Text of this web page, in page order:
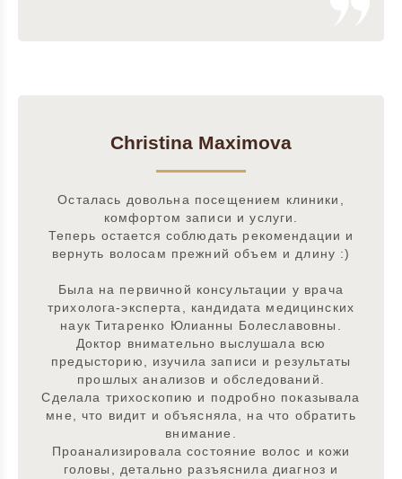
Christina Maximova
Осталась довольна посещением клиники,
комфортом записи и услуги.
Теперь остается соблюдать рекомендации и
вернуть волосам прежний объем и длину :)
Была на первичной консультации у врача
трихолога-эксперта, кандидата медицинских
наук Титаренко Юлианны Болеславовны.
Доктор внимательно выслушала всю
предысторию, изучила записи и результаты
прошлых анализов и обследований.
Сделала трихоскопию и подробно показывала
мне, что видит и объясняла, на что обратить
внимание.
Проанализировала состояние волос и кожи
головы, детально разъяснила диагноз и